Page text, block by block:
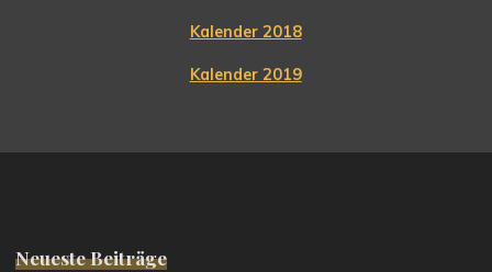
Kalender 2018
Kalender 2019
Neueste Beiträge